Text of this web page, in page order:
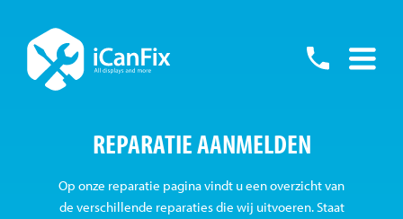
content
055
REPARATIE AANMELDEN
Op onze reparatie pagina vindt u een overzicht van
de verschillende reparaties die wij uitvoeren. Staat